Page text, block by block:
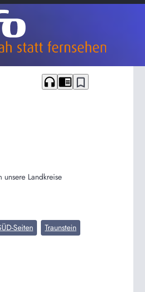
headphones chrome_reader_mode bookmark_border
Landkreise
Seiten Traunstein